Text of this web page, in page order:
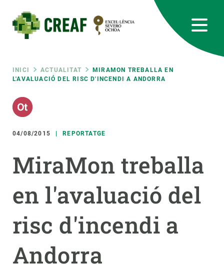
contingut
Fil
d'ariadna
INICI ACTUALITAT
MIRAMON TREBALLA EN
L'AVALUACIÓ DEL RISC D'INCENDI A ANDORRA
04/08/2015 REPORTATGE
MiraMon treballa
en l'avaluació del
risc d'incendi a
Andorra
RRSS
Featured
responsive
INTRANET
Responsive
menu
CIÈNCIA EN ACCIÓ
UNEIX-TE A NOSALTRES
PARTICIPA